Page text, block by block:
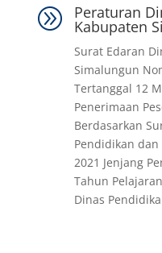
A Peraturan
Kabupaten
Surat Edaran
Simalungun
Tertanggal 12
Penerimaan
Berdasarkan
Pendidikan
2021 Jenjang
Tahun
Dinas